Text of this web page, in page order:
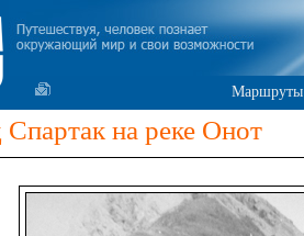
Маршруты
на реке Онот